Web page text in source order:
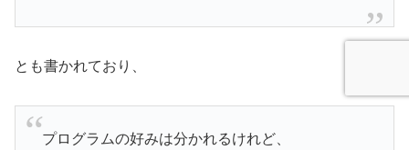
とも書かれており、
プログラムの好みは分かれるけれど、